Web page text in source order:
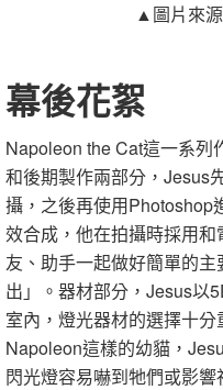
▲圖片來源
幕後花絮
Napoleon the Cat這一系列
和後期製作兩部分，Jesus
攝，之後再使用Photoshop
效合成，他在拍攝時採用
友、助手一起做好簡單的
出」。器材部分，Jesus以
室內，燈光器材的選擇十
Napoleon這樣的幼貓，
閃光燈容易嚇到牠們或影響